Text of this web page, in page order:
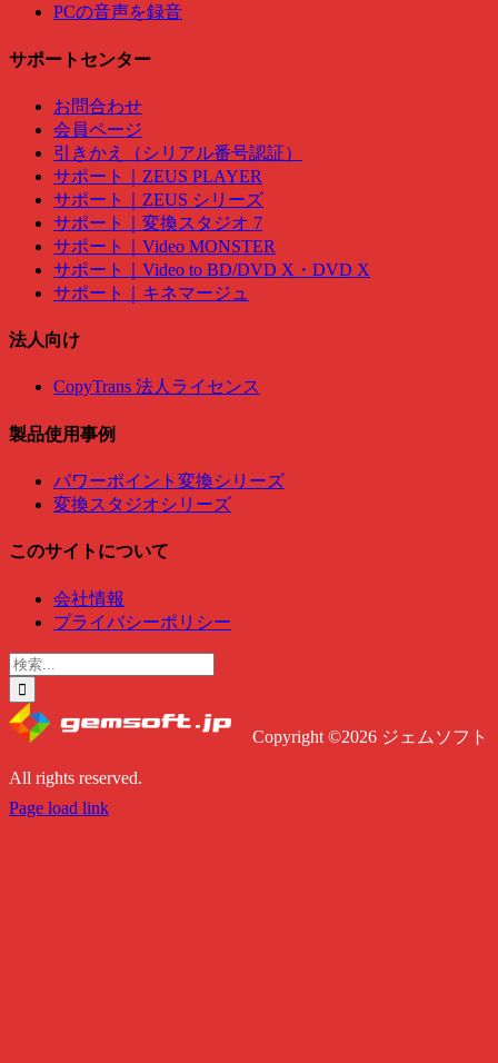
PCの音声を録音
サポートセンター
お問合わせ
会員ページ
引きかえ（シリアル番号認証）
サポート｜ZEUS PLAYER
サポート｜ZEUS シリーズ
サポート｜変換スタジオ 7
サポート｜Video MONSTER
サポート｜Video to BD/DVD X・DVD X
サポート｜キネマージュ
法人向け
CopyTrans 法人ライセンス
製品使用事例
パワーポイント変換シリーズ
変換スタジオシリーズ
このサイトについて
会社情報
プライバシーポリシー
検
索
…
Copyright ©2026 ジェムソフト
All rights reserved.
Twitter
Instagram
Facebook
Page load link